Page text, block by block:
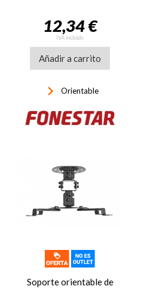
12,34 €
IVA incluido
Añadir a carrito
keyboard_arrow_right Orientable
Soporte orientable de